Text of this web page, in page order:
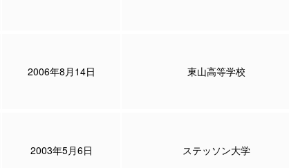
2006年8月14日 東山高等学校
2003年5月6日 ステッソン大学